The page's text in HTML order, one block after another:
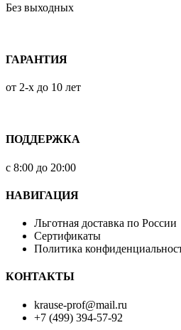
Без выходных
ГАРАНТИЯ
от 2-х до 10 лет
ПОДДЕРЖКА
с 8:00 до 20:00
НАВИГАЦИЯ
Льготная доставка по России
Сертификаты
Политика
КОНТАКТЫ
krause-prof@mail.ru
+7 (499) 394-57-92